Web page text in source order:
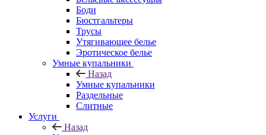
Боди
Бюстгальтеры
Трусы
Утягивающее белье
Эротическое белье
Умные купальники
Назад
Умные купальники
Раздельные
Слитные
Услуги
Назад